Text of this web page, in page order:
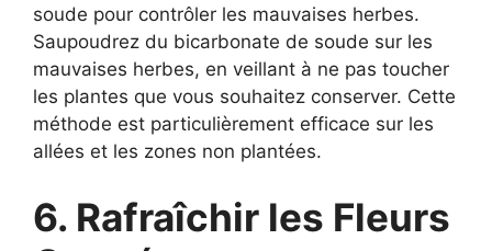
soude pour contrôler les mauvaises herbes.
Saupoudrez du bicarbonate de soude sur les
mauvaises herbes, en veillant à ne pas toucher
les plantes que vous souhaitez conserver. Cette
méthode est particulièrement efficace sur les
allées et les zones non plantées.
6. Rafraîchir les Fleurs